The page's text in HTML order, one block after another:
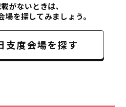
がないときは、
を探してみましょう。
支度会場を探す